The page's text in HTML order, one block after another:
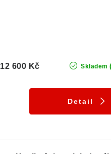
Skladem
12 600 Kč
Detail